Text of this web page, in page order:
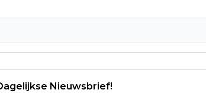
Nieuwsbrief!